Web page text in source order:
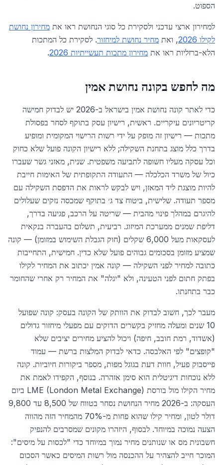
הספוט.
למחירון ארצי עדכני ולסקירת כל סוגי הנחושת ראו את מחירון נחושת
לקילו 2026
, ואת מחיר נחושת למיחזור. לסקירת כל המתכות
הלא-ברזליות ראו את מחירון מתכות תעשייתיות 2026 .
מה לחפש בקונה נחושת אמין
כדי לאתר קונה נחושת אמין בישראל ב-2026 יש לבדוק חמישה
קריטריונים עיקריים. ראשית, רישיון עסק בתוקף לסחר בפסולת
מתכות — רישיון זה מופק על ידי רשות הרישוי המקומית ומופיע
בדרך כלל מוצג בתחנת השקילה; ללא רישיון הקונה פועל שלא כחוק
וכל עסקה מעליו חשופה לתביעה משפטית. שנית, מאזני גשר שעברו
כיול של משרד הכלכלה — התעודה התקופתית של האימות חייבת
להיות מוצגת ליד המאזן, ויש לבקש לראות את הדפסת השקילה עם
מספר תעודה. שלישית, ביטוח צד ג׳ בתוקף שמכסה נזקים שעלולים
להיגרם במהלך פינוי מהבית — שריטה על הרכב, פגיעה בדרך,
דליפת שמנים ממערכת המיזוג. רביעית, תשלום בהעברה בנקאית
לעסקאות מעל 6,000 שקלים (חוק הגבלת השימוש במזומן) — קונה
שמציע מזומן בסכומים גבוהים פועל שלא כדין. חמישית, התחייבות
כתובה למחיר לפני השקילה — קונה אמין יכתוב את המחיר לקילו
בפתק חתום לפני הטעינה, ולא "יגלה" את המחיר רק אחרי שהחומר
כבר בתחנתו.
מעבר לכך, חשוב לבדוק את הוותק של הקונה בעסק: קונה שפועל
10 שנים ומעלה מחזיק בקשרים הדוקים עם מפעלי מיחזור גדולים
(אשדוד, רמת חובב, חיפה) ויכול להציע מחירים יציבים שלא
"קופצים" לפי האלבסה. כדאי לבדוק המלצות ברשת — עמוד
פייסבוק פעיל, חוות דעת בגוגל מפות, מספר ביקורות חיוביות. קונה
ללא נוכחות דיגיטלית הוא סימן אזהרה. בנוסף, הקפידו לאמת את
מחיר הקילו מול בורסת LME (London Metal Exchange) ביום
העסקה: ב-2026 מחיר הנחושת נסחר בטווח של 8,500 עד 9,800
דולר לטון, ומחיר קילו שהוא פחות מ-70% מהמחיר הזה מהווה
הצעה נמוכה במיוחד. לבסוף, היזהרו מקונים שמסרבים להנפיק
חשבונית מס או שנותנים מחיר נמוך במיוחד כדי "לכסות על מיסים":
המוכר חייב להצהיר על ההכנסה מול רשות המיסים כאשר הסכום